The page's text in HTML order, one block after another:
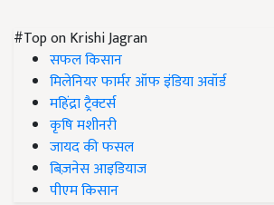
#Top on Krishi Jagran
सफल किसान
मिलेनियर फार्मर ऑफ इंडिया अवॉर्ड
महिंद्रा ट्रैक्टर्स
कृषि मशीनरी
जायद की फसल
बिज़नेस आइडियाज
पीएम किसान